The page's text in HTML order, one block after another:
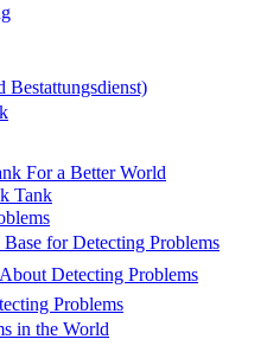
For a Better World
Tank
for Detecting Problems
Detecting Problems
Problems
in the World